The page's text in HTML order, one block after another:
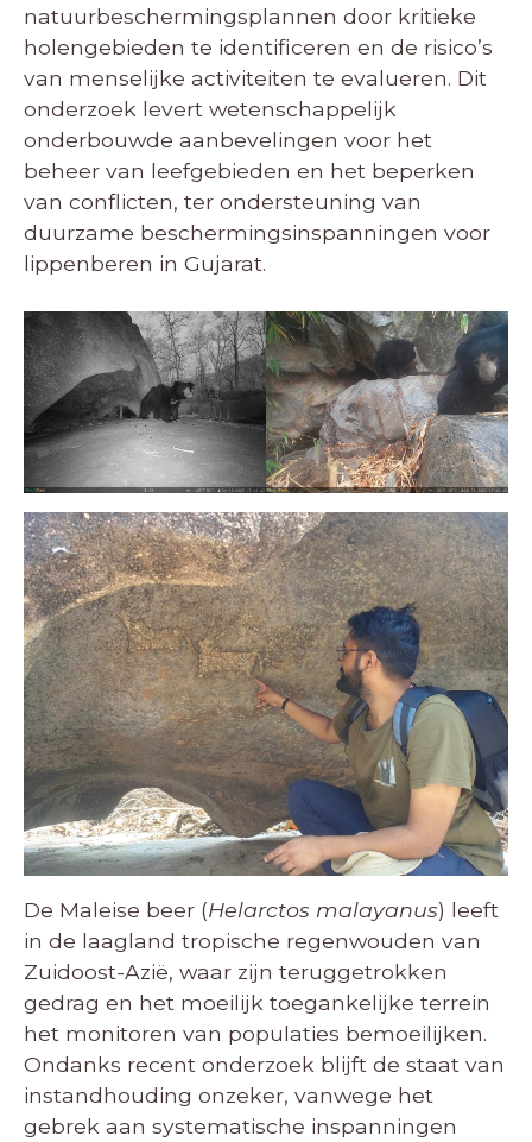
natuurbeschermingsplannen door kritieke
holengebieden te identificeren en de risico’s
van menselijke activiteiten te evalueren. Dit
onderzoek levert wetenschappelijk
onderbouwde aanbevelingen voor het
beheer van leefgebieden en het beperken
van conflicten, ter ondersteuning van
duurzame beschermingsinspanningen voor
lippenberen in Gujarat.
De Maleise beer (Helarctos malayanus) leeft
in de laagland tropische regenwouden van
Zuidoost-Azië, waar zijn teruggetrokken
gedrag en het moeilijk toegankelijke terrein
het monitoren van populaties bemoeilijken.
Ondanks recent onderzoek blijft de staat van
instandhouding onzeker, vanwege het
gebrek aan systematische inspanningen